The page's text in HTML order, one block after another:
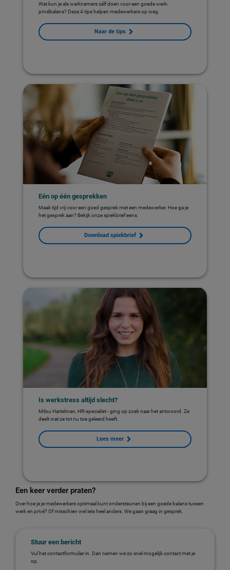
Wat kun je als werknemers zélf doen voor een goede werk-
privébalans? Deze 4 tips helpen medewerkers op weg.
Naar de tips
Eén op één gesprekken
Maak tijd vrij voor een goed gesprek met een medewerker. Hoe ga je
het gesprek aan? Bekijk onze spiekbrief eens.
Download spiekbrief
Is werkstress altijd slecht?
Milou Hartelman, HR-specialist - ging op zoek naar het antwoord. Ze
deelt wat ze tot nu toe geleerd heeft.
Lees meer
Een keer verder praten?
Over hoe je je medewerkers optimaal kunt ondersteunen bij een goede balans tussen
werk en privé? Of misschien wel iets heel anders. We gaan graag in gesprek.
Stuur een bericht
Vul het contactformulier in. Dan nemen we zo snel mogelijk contact met je
op.